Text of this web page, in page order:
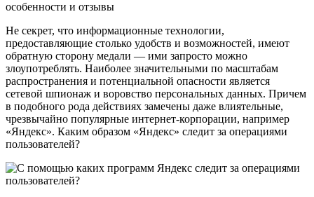
Не секрет, что информационные технологии,
предоставляющие столько удобств и возможностей, имеют
обратную сторону медали — ими запросто можно
злоупотреблять. Наиболее значительными по масштабам
распространения и потенциальной опасности является
сетевой шпионаж и воровство персональных данных. Причем
в подобного рода действиях замечены даже влиятельные,
чрезвычайно популярные интернет-корпорации, например
«Яндекс». Каким образом «Яндекс» следит за операциями
пользователей?